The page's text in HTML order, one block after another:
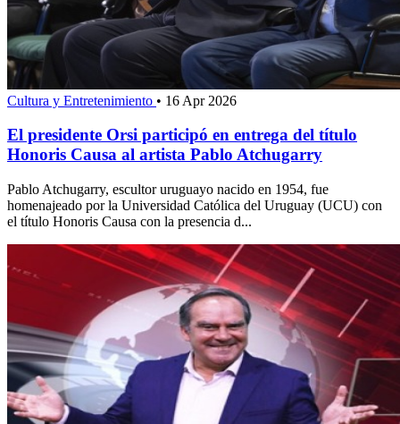
Cultura y Entretenimiento • 16 Apr 2026
El presidente Orsi participó en entrega del título
Honoris Causa al artista Pablo Atchugarry
Pablo Atchugarry, escultor uruguayo nacido en 1954, fue
homenajeado por la Universidad Católica del Uruguay (UCU) con
el título Honoris Causa con la presencia d...